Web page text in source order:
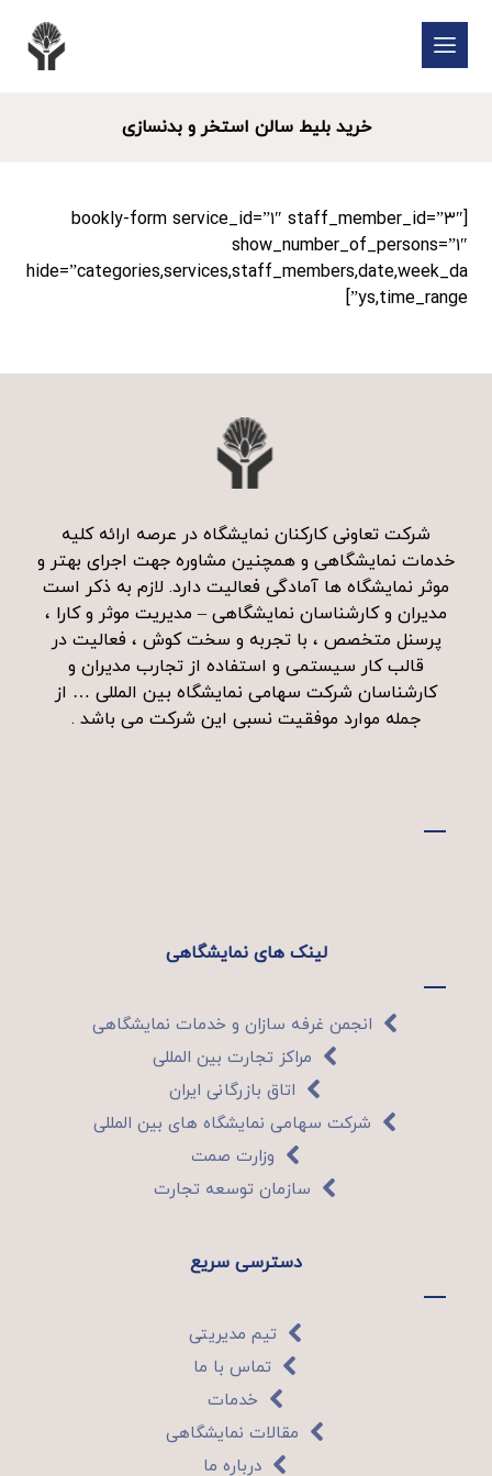
خرید بلیط سالن استخر و بدنسازی
[bookly-form service_id=”۱″ staff_member_id=”۳″
show_number_of_persons=”۱″
hide=”categories,services,staff_members,date,week_da
ys,time_range”]
شرکت تعاونی کارکنان نمایشگاه در عرصه ارائه کلیه
خدمات نمایشگاهی و همچنین مشاوره جهت اجرای بهتر و
موثر نمایشگاه ها آمادگی فعالیت دارد. لازم به ذکر است
مدیران و کارشناسان نمایشگاهی – مدیریت موثر و کارا ،
پرسنل متخصص ، با تجربه و سخت کوش ، فعالیت در
قالب کار سیستمی و استفاده از تجارب مدیران و
کارشناسان شرکت سهامی نمایشگاه بین المللی … از
جمله موارد موفقیت نسبی این شرکت می باشد .
لینک های نمایشگاهی
انجمن غرفه سازان و خدمات نمایشگاهی
مراکز تجارت بین المللی
اتاق بازرگانی ایران
شرکت سهامی نمایشگاه های بین المللی
وزارت صمت
سازمان توسعه تجارت
دسترسی سریع
تیم مدیریتی
تماس با ما
خدمات
مقالات نمایشگاهی
درباره ما